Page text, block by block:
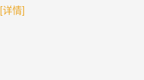
[详情]